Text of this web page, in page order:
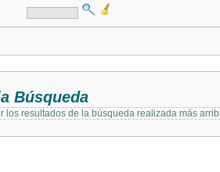
Búsqueda
los resultados de la búsqueda realizada más